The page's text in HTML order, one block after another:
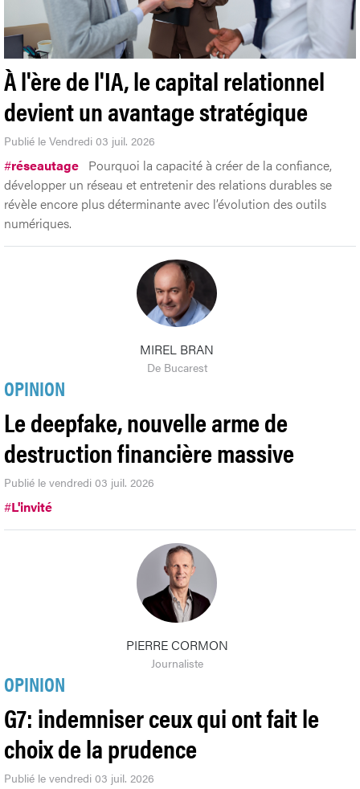
À l'ère de l'IA, le capital relationnel
devient un avantage stratégique
Publié le Vendredi 03 juil. 2026
#réseautage Pourquoi la capacité à créer de la confiance,
développer un réseau et entretenir des relations durables se
révèle encore plus déterminante avec l’évolution des outils
numériques.
MIREL BRAN
De Bucarest
OPINION
Le deepfake, nouvelle arme de
destruction financière massive
Publié le vendredi 03 juil. 2026
#L'invité
PIERRE CORMON
Journaliste
OPINION
G7: indemniser ceux qui ont fait le
choix de la prudence
Publié le vendredi 03 juil. 2026